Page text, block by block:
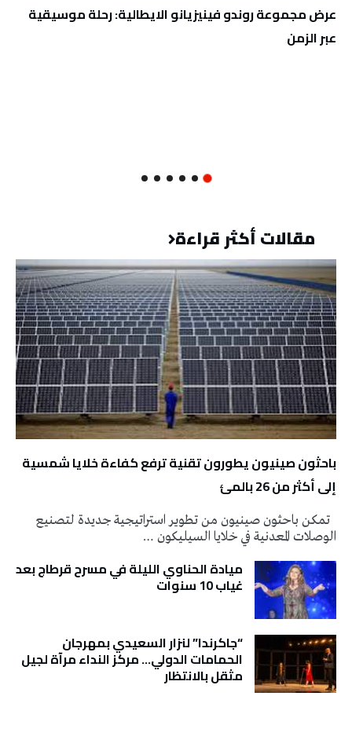
عرض مجموعة روندو فينيزيانو الايطالية: رحلة موسيقية
عبر الزمن
مقالات أكثر قراءة
باحثون صينيون يطورون تقنية ترفع كفاءة خلايا شمسية
إلى أكثر من 26 بالمئ
تمكن باحثون صينيون من تطوير استراتيجية جديدة لتصنيع
الوصلات المعدنية في خلايا السيليكون …
ميادة الحناوي الليلة في مسرح قرطاج بعد
غياب 10 سنوات
“جاكرندا” لنزار السعيدي بمهرجان
الحمامات الدولي… مركز النداء مرآة لجيل
مثقل بالانتظار